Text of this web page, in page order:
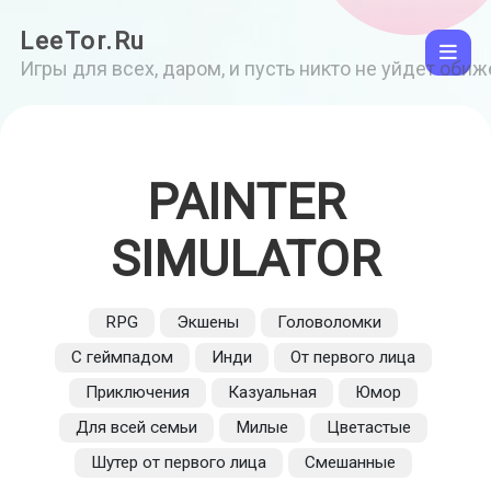
LeeTor.Ru
Игры для всех, даром, и пусть никто не уйдет
PAINTER
SIMULATOR
RPG Экшены
Головоломки
С геймпадом
Инди
От первого лица
Приключения
Казуальная
Юмор
Для всей семьи
Милые
Цветастые
Шутер от первого лица
Смешанные